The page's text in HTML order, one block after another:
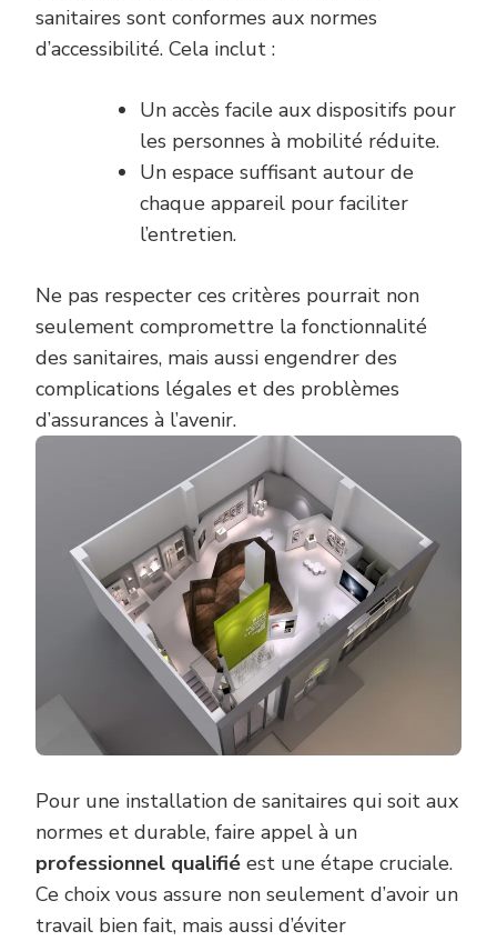
sanitaires sont conformes aux normes
d’accessibilité. Cela inclut :
Un accès facile aux dispositifs pour
les personnes à mobilité réduite.
Un espace suffisant autour de
chaque appareil pour faciliter
l’entretien.
Ne pas respecter ces critères pourrait non
seulement compromettre la fonctionnalité
des sanitaires, mais aussi engendrer des
complications légales et des problèmes
d’assurances à l’avenir.
Pour une installation de sanitaires qui soit aux
normes et durable, faire appel à un
professionnel qualifié est une étape cruciale.
Ce choix vous assure non seulement d’avoir un
travail bien fait, mais aussi d’éviter